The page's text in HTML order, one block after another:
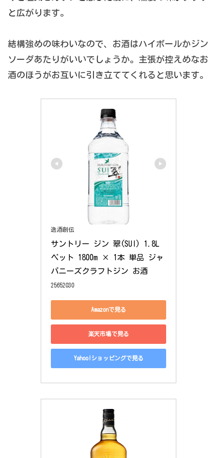
と広がります。
結構強めの味わいなので、お酒はハイボールかジン
ソーダあたりがいいでしょうか。主張が控えめなお
酒のほうがお互いに引き立ててくれると思います。
逸酒創伝
サントリー ジン 翠(SUI) 1.8L
ペット 1800m × 1本 単品 ジャ
パニーズクラフトジン お酒
25652030
Amazonで見る
楽天市場で見る
Yahoo!ショッピングで見る